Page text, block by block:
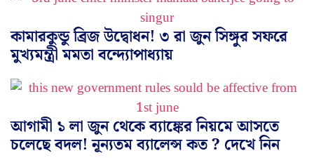
কামারকুন্ডু ব্রিজ উদ্বোধন! ৩ রা জুন সিঙ্গুর সফরে
মুখ্যমন্ত্রী মমতা বন্দ্যোপাধ্যায়
আগামী ১ লা জুন থেকে ব্যাঙ্কের নিয়মে আসতে
চলেছে বদল! নূন্যতম ব্যালেন্স কত ? দেখে নিন